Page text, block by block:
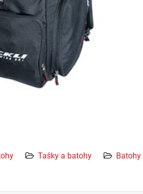
Tašky a batohy Batohy